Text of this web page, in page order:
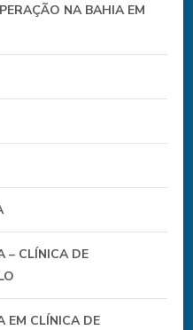
NA BAHIA EM
– CLÍNICA DE
EM CLÍNICA DE